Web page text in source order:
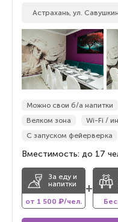
Астрахань, ул.
Можно свои б/а напитки
Велком зона
Wi-Fi /
С запуском фейерверка
Вместимость: до 17
За еду и
напитки
от 1 500 ₽/чел.
+